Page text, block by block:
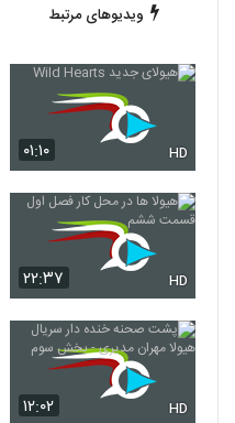
ویدیوهای مرتبط
۰۱:۱۰ HD
۲۲:۳۷ HD
۱۲:۰۲ HD